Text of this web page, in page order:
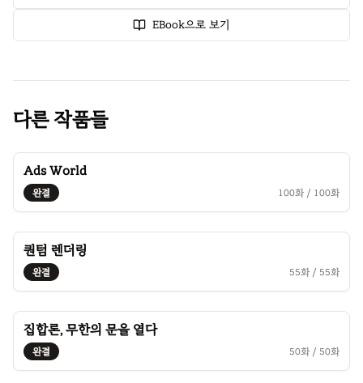
EBook으로 보기
다른 작품들
Ads World
완결 100화 / 100화
퀀텀 렌더링
완결 55화 / 55화
집합론, 무한의 문을 열다
완결 50화 / 50화